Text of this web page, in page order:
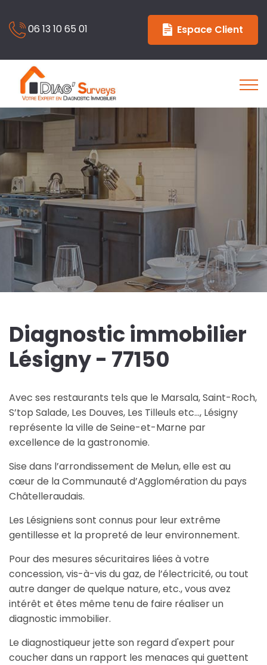
06 13 10 65 01 Espace Client
Diagnostic immobilier
Lésigny - 77150
Avec ses restaurants tels que le Marsala, Saint-Roch,
S’top Salade, Les Douves, Les Tilleuls etc…, Lésigny
représente la ville de Seine-et-Marne par
excellence de la gastronomie.
Sise dans l’arrondissement de Melun, elle est au
cœur de la Communauté d’Agglomération du pays
Châtelleraudais.
Les Lésigniens sont connus pour leur extrême
gentillesse et la propreté de leur environnement.
Pour des mesures sécuritaires liées à votre
concession, vis-à-vis du gaz, de l’électricité, ou tout
autre danger de quelque nature, etc., vous avez
intérêt et êtes même tenu de faire réaliser un
diagnostic immobilier.
Le diagnostiqueur jette son regard d'expert pour
coucher dans un rapport les menaces qui guettent